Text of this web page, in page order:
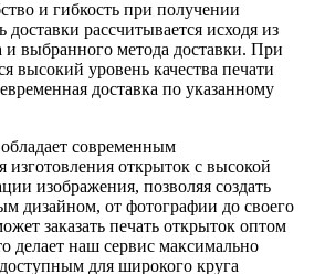
и гибкость при получении
доставки рассчитывается исходя из
и выбранного метода доставки. При
высокий уровень качества печати
доставка по указанному
современным
изготовления открыток с высокой
изображения, позволяя создать
дизайном, от фотографии до своего
заказать печать открыток оптом
делает наш сервис максимально
для широкого круга